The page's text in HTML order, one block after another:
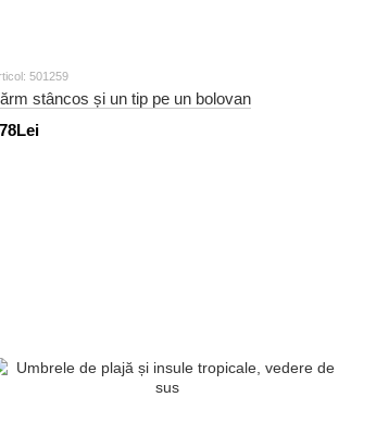
501259
stâncos și un tip pe un bolovan